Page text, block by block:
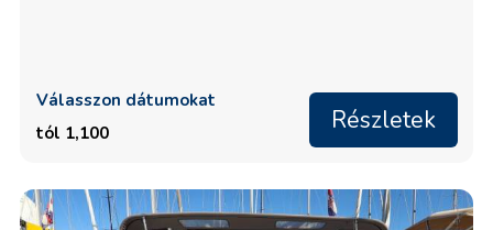
Válasszon dátumokat
tól 1,100
Részletek